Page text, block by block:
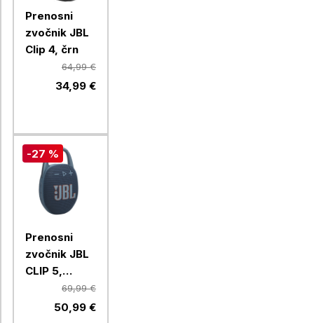
Prenosni
zvočnik JBL
Clip 4, črn
64,99 €
34,99 €
-27 %
Prenosni
zvočnik JBL
CLIP 5,
69,99 €
50,99 €